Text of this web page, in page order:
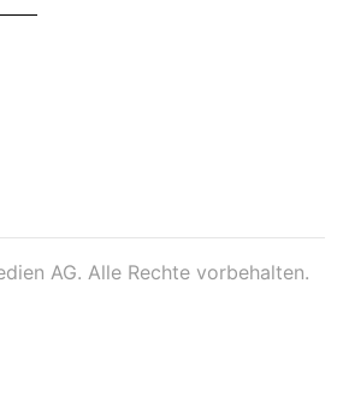
AG. Alle Rechte vorbehalten.